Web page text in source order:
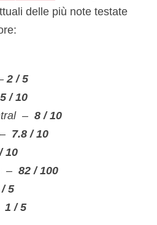
delle più note testate
2 / 5
/ 10
– 8 / 10
7.8 / 10
10
– 82 / 100
5
1 / 5